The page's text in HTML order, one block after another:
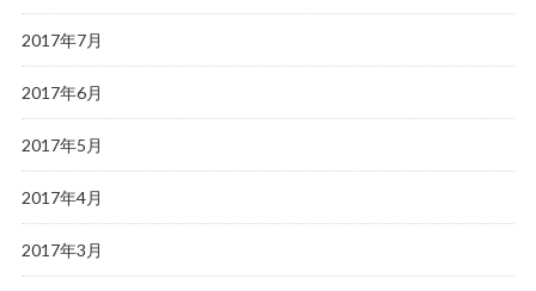
2017年7月
2017年6月
2017年5月
2017年4月
2017年3月